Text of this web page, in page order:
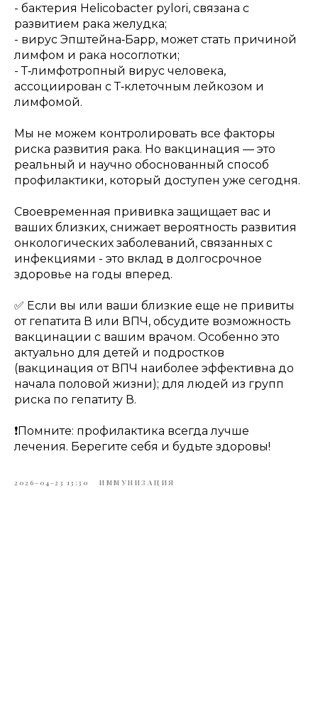
- бактерия Helicobacter pylori, связана с
развитием рака желудка;
- вирус Эпштейна‑Барр, может стать причиной
лимфом и рака носоглотки;
- Т‑лимфотропный вирус человека,
ассоциирован с Т‑клеточным лейкозом и
лимфомой.
Мы не можем контролировать все факторы
риска развития рака. Но вакцинация — это
реальный и научно обоснованный способ
профилактики, который доступен уже сегодня.
Своевременная прививка защищает вас и
ваших близких, снижает вероятность развития
онкологических заболеваний, связанных с
инфекциями - это вклад в долгосрочное
здоровье на годы вперед.
✅ Если вы или ваши близкие еще не привиты
от гепатита В или ВПЧ, обсудите возможность
вакцинации с вашим врачом. Особенно это
актуально для детей и подростков
(вакцинация от ВПЧ наиболее эффективна до
начала половой жизни); для людей из групп
риска по гепатиту В.
❗️Помните: профилактика всегда лучше
лечения. Берегите себя и будьте здоровы!
2026-04-23 13:30 ИММУНИЗАЦИЯ